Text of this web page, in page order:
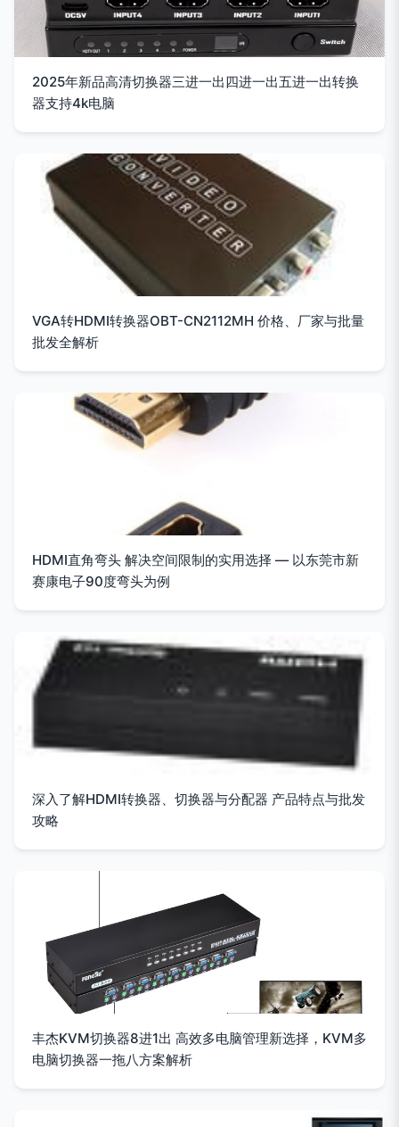
2025年新品高清切换器三进一出四进一出五进一出转换
器支持4k电脑
VGA转HDMI转换器OBT-CN2112MH 价格、厂家与批量
批发全解析
HDMI直角弯头 解决空间限制的实用选择 — 以东莞市新
赛康电子90度弯头为例
深入了解HDMI转换器、切换器与分配器 产品特点与批发
攻略
丰杰KVM切换器8进1出 高效多电脑管理新选择，KVM多
电脑切换器一拖八方案解析